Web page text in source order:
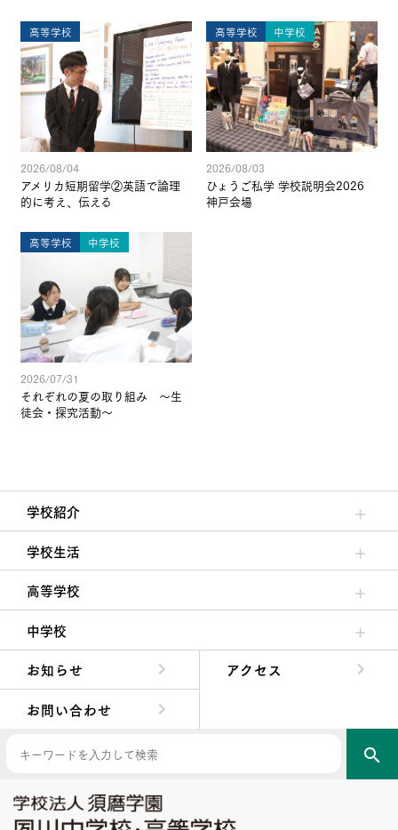
高等学校
2026/08/04
アメリカ短期留学②英語で論理
的に考え、伝える
高等学校 中学校
2026/08/03
ひょうご私学 学校説明会2026
神戸会場
高等学校 中学校
2026/07/31
それぞれの夏の取り組み ～生
徒会・探究活動～
学校紹介
理事長/学園長メッセージ
安心して任せられる学校
沿革
施設・設備
大学合格実績
学校生活
クラブ活動・生徒会活動
夙川ブログ
制服紹介
夙川カレンダー
高等学校
高校校長からの挨拶
高校の教育方針／特色
特進コース／進学コース
年間行事
先輩たちの声・生徒たちの声
中学校
中学校長からの挨拶
中学校の教育方針／特色
Aコース／Bコース
年間行事
先輩たちの声・生徒たちの声
お知らせ
アクセス
お問い合わせ
search